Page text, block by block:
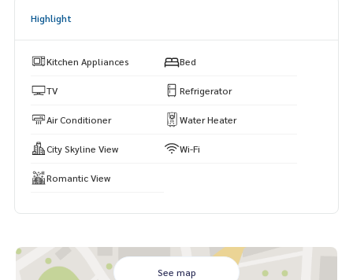
- Condo with convenient transportation, close to BTS Ratc
- 500 m. from Platinum Fashion Mall
- 950 m. from Siam Discovery
📌LINE CONTACT: @lurofficial
📌FACEBOOK PAGE: fb.me/lusciousrealty
📌CONTACT
#LUR #lusciousrealty #realty #realestate #realestateage
nt #home #homeforrent #homeforsale #homeforsell #ho
Highlight
Kitchen Appliances Bed
TV Refrigerator
Air Conditioner Water Heater
City Skyline View Wi-Fi
Romantic View
See map